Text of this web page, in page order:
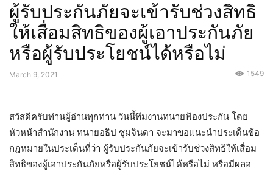
ผู้รับประกันภัยจะเข้ารับช่วงสิทธิ
ให้เสื่อมสิทธิของผู้เอาประกันภัย
หรือผู้รับประโยชน์ได้หรือไม่
March 9, 2021 1549
สวัสดีครับท่านผู้อ่านทุกท่าน วันนี้ทีมงานทนายฟ้องประกัน โดย
หัวหน้าสำนักงาน ทนายอธิป ชุมจินดา จะมาขอแนะนำประเด็นข้อ
กฎหมายในประเด็นที่ว่า ผู้รับประกันภัยจะเข้ารับช่วงสิทธิให้เสื่อม
สิทธิของผู้เอาประกันภัยหรือผู้รับประโยชน์ได้หรือไม่ หรือมีผลอ